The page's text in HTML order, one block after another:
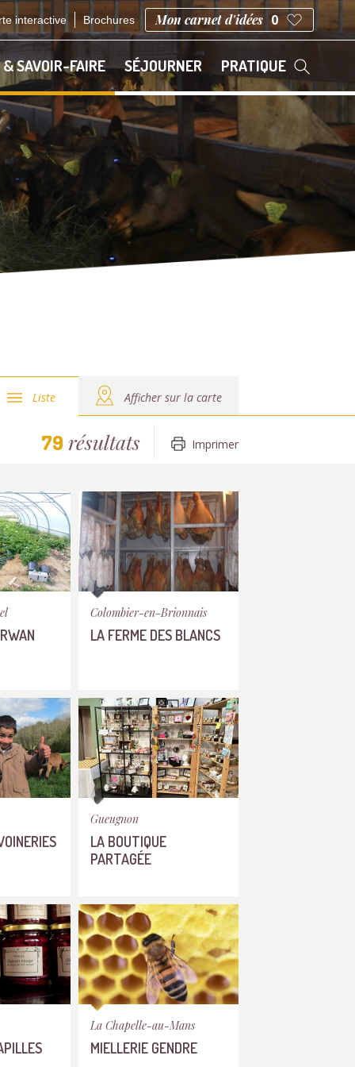
interactive Brochures Mon carnet d'idées 0
& SAVOIR-FAIRE SÉJOURNER PRATIQUE
Liste Afficher sur la carte
79 résultats Imprimer
Colombier-en-Brionnais
LA FERME DES BLANCS
Gueugnon
LA BOUTIQUE
PARTAGÉE
La Chapelle-au-Mans
MIELLERIE GENDRE